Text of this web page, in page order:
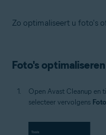
Zo optimaliseert u foto's
Foto's optimaliseren
Open Avast Cleanup en
selecteer vervolgens